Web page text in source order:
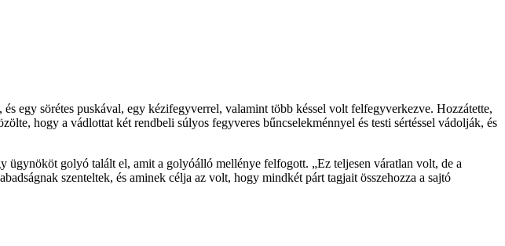
egy sörétes puskával, egy kézifegyverrel, valamint több késsel volt felfegyverkezve. Hozzátette,
hogy a vádlottat két rendbeli súlyos fegyveres bűncselekménnyel és testi sértéssel vádolják, és
ügynököt golyó talált el, amit a golyóálló mellénye felfogott. „Ez teljesen váratlan volt, de a
szenteltek, és aminek célja az volt, hogy mindkét párt tagjait összehozza a sajtó